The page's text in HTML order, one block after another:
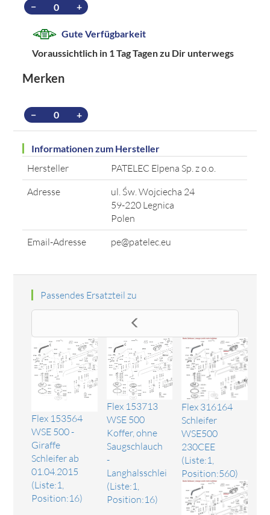
− +
Gute Verfügbarkeit
Voraussichtlich in 1 Tag Tagen zu Dir unterwegs
Merken
− +
Informationen zum Hersteller
Hersteller
PATELEC Elpena Sp. z o.o.
Adresse
ul. Św. Wojciecha 24
59-220 Legnica
Polen
Email-Adresse
pe@patelec.eu
Passendes Ersatzteil zu
Flex 153564
WSE 500 -
Giraffe
Schleifer ab
01.04.2015
(Liste:1,
Position:16)
Flex 153713
WSE 500
Koffer, ohne
Saugschlauch
-
Langhalsschlei
(Liste:1,
Position:16)
Flex 316164
Schleifer
WSE500
230CEE
(Liste:1,
Position:560)